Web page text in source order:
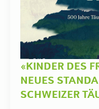
«KINDER DES
NEUES
SCHWEIZER